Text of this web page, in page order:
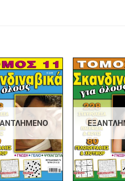
Πρόσθήκη
στην λίστα
επιθυμιών